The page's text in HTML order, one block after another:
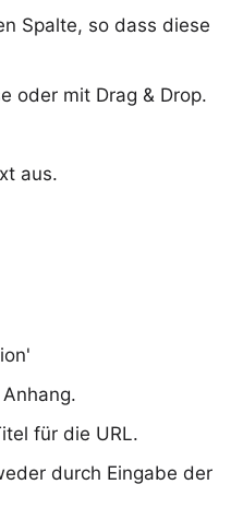
Spalte, so dass diese
oder mit Drag & Drop.
aus.
für die URL.
durch Eingabe der